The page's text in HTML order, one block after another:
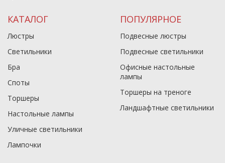
КАТАЛОГ
Люстры
Светильники
Бра
Споты
Торшеры
Настольные лампы
Уличные светильники
Лампочки
ПОПУЛЯРНОЕ
Подвесные люстры
Подвесные светильники
Офисные настольные
лампы
Торшеры на треноге
Ландшафтные светильники